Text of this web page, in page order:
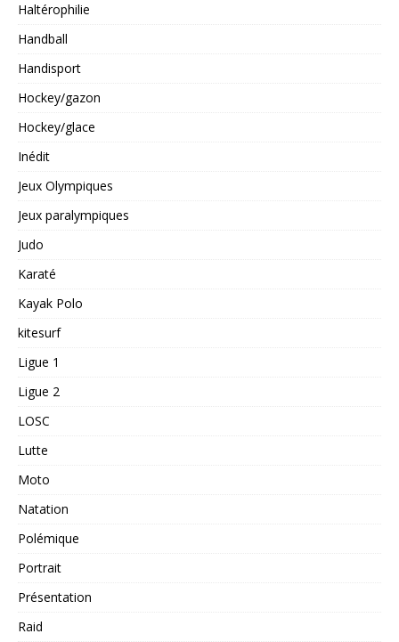
Haltérophilie
Handball
Handisport
Hockey/gazon
Hockey/glace
Inédit
Jeux Olympiques
Jeux paralympiques
Judo
Karaté
Kayak Polo
kitesurf
Ligue 1
Ligue 2
LOSC
Lutte
Moto
Natation
Polémique
Portrait
Présentation
Raid